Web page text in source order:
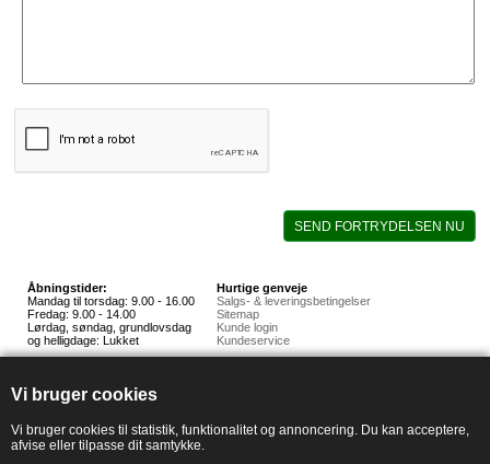
Vi bruger cookies
Vi bruger cookies til statistik, funktionalitet og annoncering. Du kan acceptere,
afvise eller tilpasse dit samtykke.
SEND FORTRYDELSEN NU
Åbningstider:
Mandag til torsdag: 9.00 - 16.00
Fredag: 9.00 - 14.00
Lørdag, søndag, grundlovsdag
og helligdage: Lukket
Hurtige genveje
Salgs- & leveringsbetingelser
Sitemap
Kunde login
Kundeservice
Hunnerupvej 3, 6920 Videbæk
E-mail:salg@hedestoker.dk
PA: